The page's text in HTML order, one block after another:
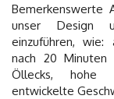
Bemerkenswerte
unser Design
einzuführen, wie:
nach 20 Minuten
Öllecks, hohe
entwickelte